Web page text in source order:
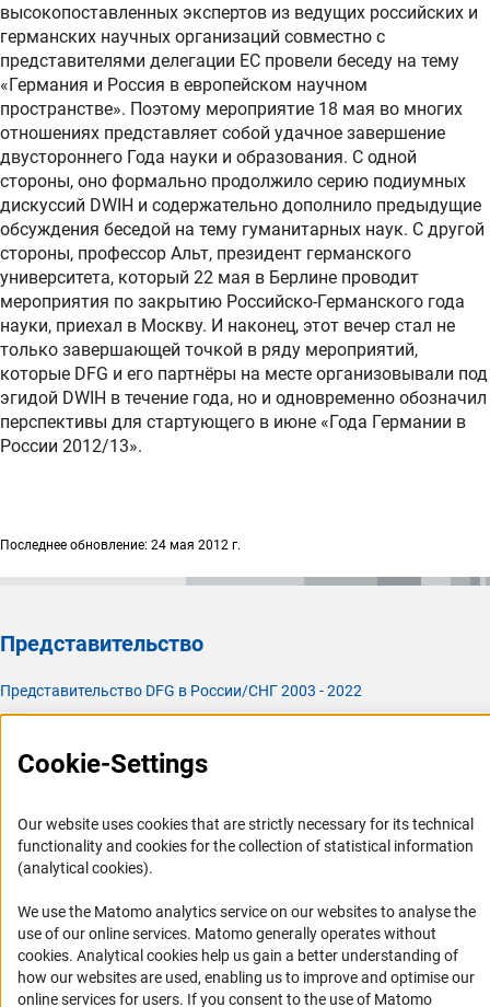
высокопоставленных экспертов из ведущих российских и
германских научных организаций совместно с
представителями делегации ЕС провели беседу на тему
«Германия и Россия в европейском научном
пространстве». Поэтому мероприятие 18 мая во многих
отношениях представляет собой удачное завершение
двустороннего Года науки и образования. С одной
стороны, оно формально продолжило серию подиумных
дискуссий DWIH и содержательно дополнило предыдущие
обсуждения беседой на тему гуманитарных наук. С другой
стороны, профессор Альт, президент германского
университета, который 22 мая в Берлине проводит
мероприятия по закрытию Российско-Германского года
науки, приехал в Москву. И наконец, этот вечер стал не
только завершающей точкой в ряду мероприятий,
которые DFG и его партнёры на месте организовывали под
эгидой DWIH в течение года, но и одновременно обозначил
перспективы для стартующего в июне «Года Германии в
России 2012/13».
Последнее обновление: 24 мая 2012 г.
Представительство
Представительство DFG в России/СНГ 2003 - 2022
История Представительства 2003 - 2022
Профиль DFG
Задачи DFG
История DFG
Финансирование
Совместные конкурсы с российскими партнёрскими
организациями
Cookie-Settings
Our website uses cookies that are strictly necessary for its technical
functionality and cookies for the collection of statistical information
(analytical cookies).
We use the Matomo analytics service on our websites to analyse the
use of our online services. Matomo generally operates without
cookies(Anc
. Analytical cookies help us gain a better understanding of
how our websites are used, enabling us to improve and optimise our
online services for users. If you consent to the use of Matomo